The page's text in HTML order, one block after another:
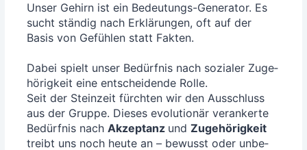
Unser Gehirn ist ein Bedeu­tungs-Gene­ra­tor. Es
sucht stän­dig nach Erklä­run­gen, oft auf der
Basis von Gefüh­len statt Fak­ten.
Dabei spielt unser Bedürf­nis nach sozia­ler Zuge­
hö­rig­keit eine ent­schei­den­de Rol­le.
Seit der Stein­zeit fürch­ten wir den Aus­schluss
aus der Grup­pe. Die­ses evo­lu­tio­när ver­an­ker­te
Bedürf­nis nachAkzep­tanz undZuge­hö­rig­keit
treibt uns noch heu­te an – bewusst oder unbe­